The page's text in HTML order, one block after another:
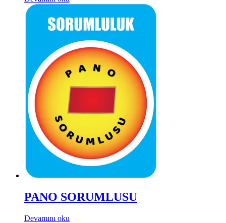
PANO SORUMLUSU
Devamını oku